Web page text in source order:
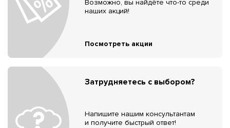
Возможно, вы найдёте что-то среди
наших акций!
Посмотреть акции
Затрудняетесь с выбором?
Напишите нашим консультантам
и получите быстрый ответ!